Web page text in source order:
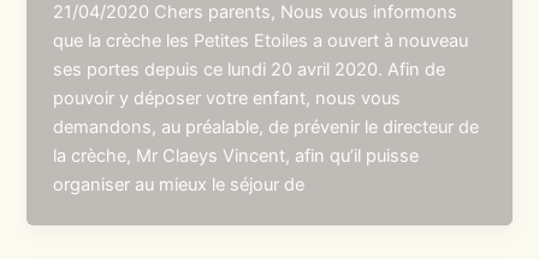
21/04/2020 Chers parents, Nous vous informons
que la crèche les Petites Etoiles a ouvert à nouveau
ses portes depuis ce lundi 20 avril 2020. Afin de
pouvoir y déposer votre enfant, nous vous
demandons, au préalable, de prévenir le directeur de
la crèche, Mr Claeys Vincent, afin qu’il puisse
organiser au mieux le séjour de